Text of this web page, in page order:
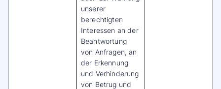
unserer
berechtigten
Interessen an der
Beantwortung
von Anfragen, an
der Erkennung
und Verhinderung
von Betrug und